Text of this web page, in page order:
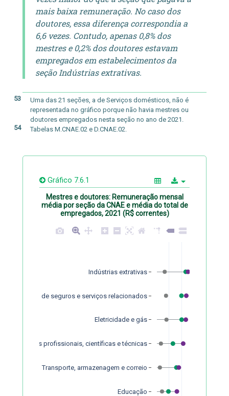
mais baixa remuneração. No caso dos
doutores, essa diferença correspondia a
6,6 vezes. Contudo, apenas 0,8% dos
mestres e 0,2% dos doutores estavam
empregados em estabelecimentos da
seção Indústrias extrativas.
53
Uma das 21 seções, a de Serviços domésticos, não é
representada no gráfico porque não havia mestres ou
doutores empregados nesta seção no ano de 2021.
54
Tabelas M.CNAE.02 e D.CNAE.02.
Gráfico 7.6.1
Mestres e doutores: Remuneração mensal
média por seção da CNAE e média do total de
empregados, 2021 (R$ correntes)
Educação
Transporte, armazenagem e correio
Atividades profissionais, científicas e técnicas
Eletricidade e gás
financeiras, de seguros e serviços relacionados
Indústrias extrativas